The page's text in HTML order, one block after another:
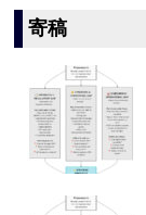
寄稿